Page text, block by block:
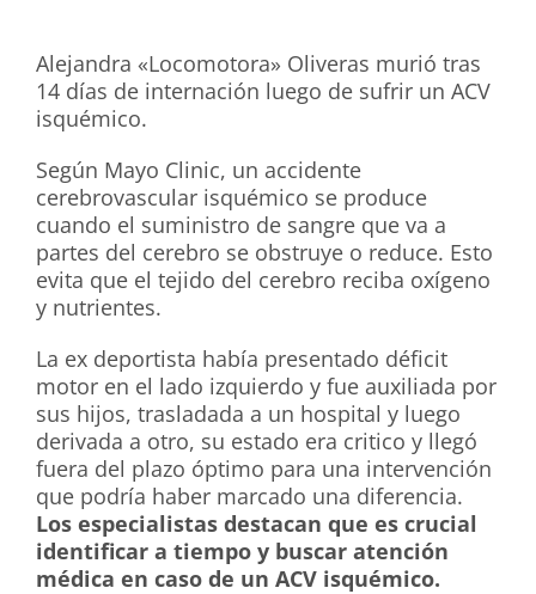
Alejandra «Locomotora» Oliveras murió tras
14 días de internación luego de sufrir un ACV
isquémico.
Según Mayo Clinic, un accidente
cerebrovascular isquémico se produce
cuando el suministro de sangre que va a
partes del cerebro se obstruye o reduce. Esto
evita que el tejido del cerebro reciba oxígeno
y nutrientes.
La ex deportista había presentado déficit
motor en el lado izquierdo y fue auxiliada por
sus hijos, trasladada a un hospital y luego
derivada a otro, su estado era critico y llegó
fuera del plazo óptimo para una intervención
que podría haber marcado una diferencia.
Los especialistas destacan que es crucial
identificar a tiempo y buscar atención
médica en caso de un ACV isquémico.